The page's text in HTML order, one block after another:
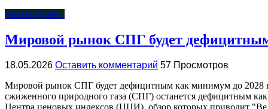
Читать далее »
Мировой рынок СПГ будет
18.05.2026 Оставить комментарий 57 Просмотров
Мировой рынок СПГ будет дефицитным как минимум до 2028
сжиженного природного газа (СПГ) останется дефицитным
Центра ценовых индексов (ЦЦИ), обзор которых приводит